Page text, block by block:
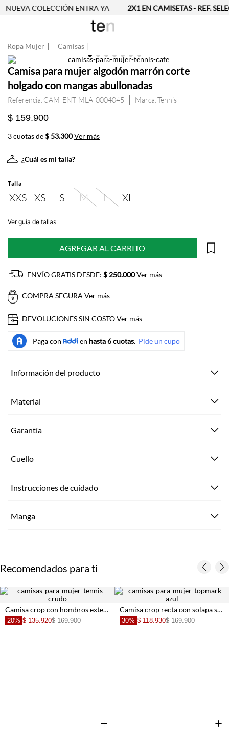
NUEVA COLECCIÓN ENTRA YA 2X1 EN CAMISETAS - REF.
Ropa Mujer Camisas
Camisa para mujer algodón marrón corte
holgado con mangas abullonadas
Referencia: CAM-ENT-MLA-0004045 Tennis
$ 159.900
3 cuotas de$ 53.300Ver más
¿Cuál es mi talla?
Talla
XXS XS S M L XL
Ver guía de tallas
AGREGAR AL CARRITO
ENVÍO GRATIS DESDE: $ 250.000Ver más
COMPRA SEGURA Ver más
DEVOLUCIONES SIN COSTOVer más
Información del producto
Material
Garantía
Cuello
Instrucciones de cuidado
Manga
Recomendados para ti
+
Camisa crop con hombros extendidos en algodón marfil para mujer
20% $ 135.920$ 169.900
+
Camisa crop recta con solapa sastre en lino viscosa azul cielo para mujer
30% $ 118.930$ 169.900